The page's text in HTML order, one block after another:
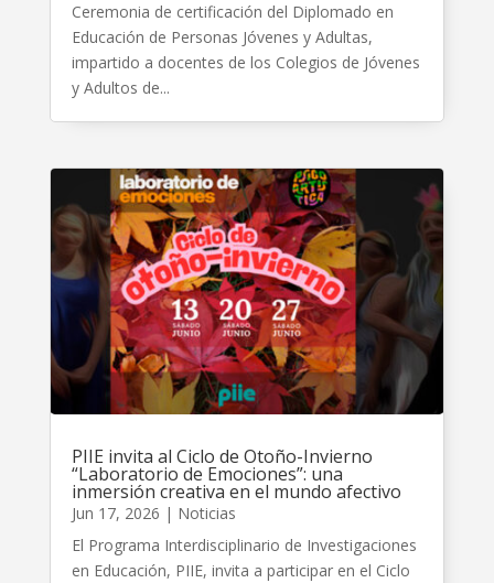
Ceremonia de certificación del Diplomado en
Educación de Personas Jóvenes y Adultas,
impartido a docentes de los Colegios de Jóvenes
y Adultos de...
PIIE invita al Ciclo de Otoño-Invierno
“Laboratorio de Emociones”: una
inmersión creativa en el mundo afectivo
Jun 17, 2026 | Noticias
El Programa Interdisciplinario de Investigaciones
en Educación, PIIE, invita a participar en el Ciclo